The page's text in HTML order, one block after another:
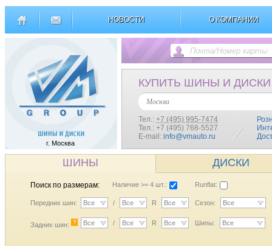
НОВОСТИ О КОМПАНИИ
г. Москва
КУПИТЬ ШИНЫ И ДИСКИ
Москва
Тел.: +7 (495) 995-7474
Тел.: +7 (495) 768-5527
E-mail: info@vmauto.ru
ШИНЫ ДИСКИ
Поиск по размерам: Наличие >= 4 шт.: Runflat:
Передних шин: Все / Все R Все Сезон: Все
Задних шин: ? Все / Все R Все Шипы: Все